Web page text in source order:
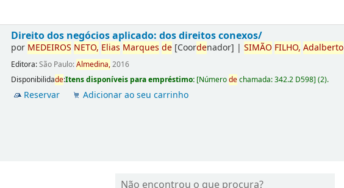
Direito dos negócios aplicado: dos direitos conexos/
por MEDEIROS NETO, Elias Marques de [Coordenador] |SIMÃO FILHO, Adalberto
Editora:São Paulo:Almedina,2016
Disponibilidade:Itens disponíveis para empréstimo: [Númerodechamada:342.2 D598](2).
Reservar Adicionar ao seu carrinho